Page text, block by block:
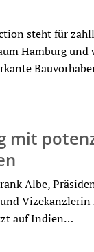
steht für
Hamburg
mit
Albe,
Vizekanzlerin
auf Indien…